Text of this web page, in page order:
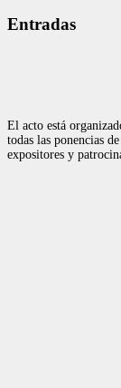
Entradas
El acto está
todas las ponencias
expositores y